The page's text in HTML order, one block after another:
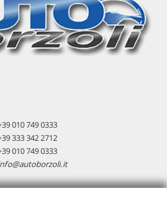
010 749 0333
333 342 2712
010 749 0333